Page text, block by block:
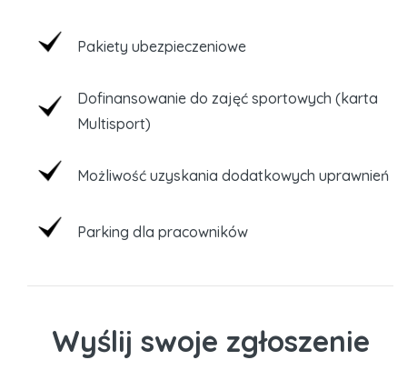
Pakiety ubezpieczeniowe
Dofinansowanie do zajęć sportowych (karta
Multisport)
Możliwość uzyskania dodatkowych uprawnień
Parking dla pracowników
Wyślij swoje zgłoszenie